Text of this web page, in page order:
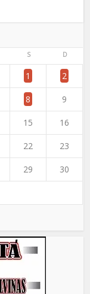
S D
1 2
8 9
15 16
22 23
29 30